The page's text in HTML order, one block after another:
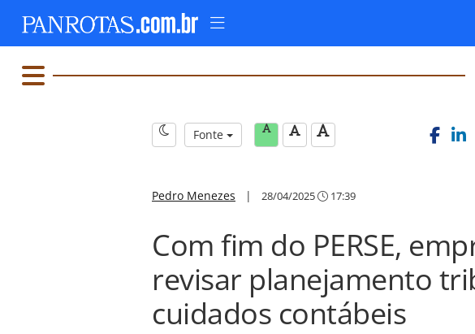
Fonte
Pedro Menezes | 28/04/2025 17:39
Com fim do PERSE,
revisar planejamento
cuidados contábeis